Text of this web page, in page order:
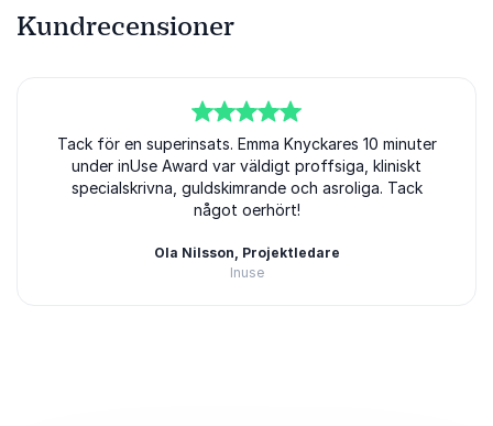
Kundrecensioner
5av5
Tack för en superinsats. Emma Knyckares 10 minuter
under inUse Award var väldigt proffsiga, kliniskt
specialskrivna, guldskimrande och asroliga. Tack
något oerhört!
Ola Nilsson, Projektledare
Inuse